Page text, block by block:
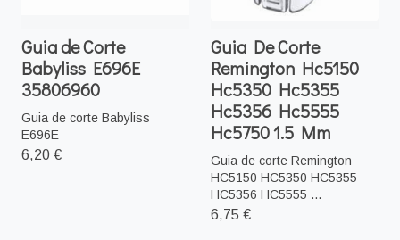
Guia de Corte
Babyliss E696E
35806960
Guia de corte Babyliss
E696E
6,20 €
Guia De Corte
Remington Hc5150
Hc5350 Hc5355
Hc5356 Hc5555
Hc5750 1.5 Mm
Guia de corte Remington
HC5150 HC5350 HC5355
HC5356 HC5555 ...
6,75 €